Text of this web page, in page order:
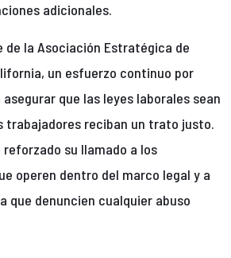
adicionales.
de la Asociación Estratégica de
un esfuerzo continuo por
asegurar que las leyes laborales sean
trabajadores reciban un trato justo.
su llamado a los
operen dentro del marco legal y a
que denuncien cualquier abuso